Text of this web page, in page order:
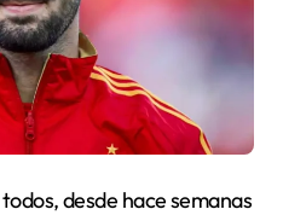
desde hace semanas